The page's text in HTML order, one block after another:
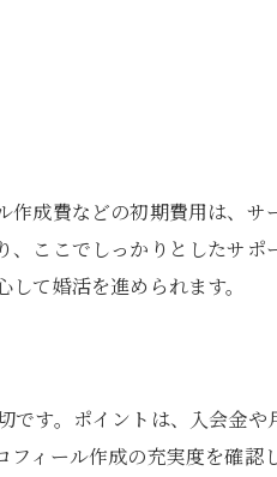
成費などの初期費用は、サ
ここでしっかりとしたサポ
て婚活を進められます。
です。ポイントは、入会金や
ィール作成の充実度を確認